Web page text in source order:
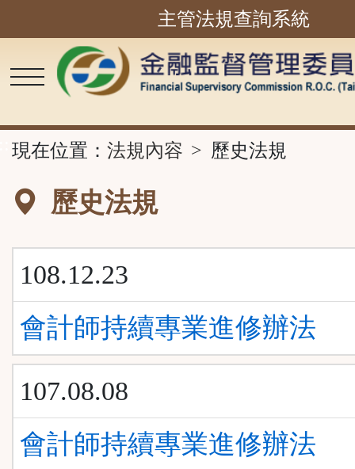
內
容
主管法規查詢系統
現在位置： 法規內容 歷史法規
歷史法規
108.12.23
會計師持續專業進修辦法
107.08.08
會計師持續專業進修辦法